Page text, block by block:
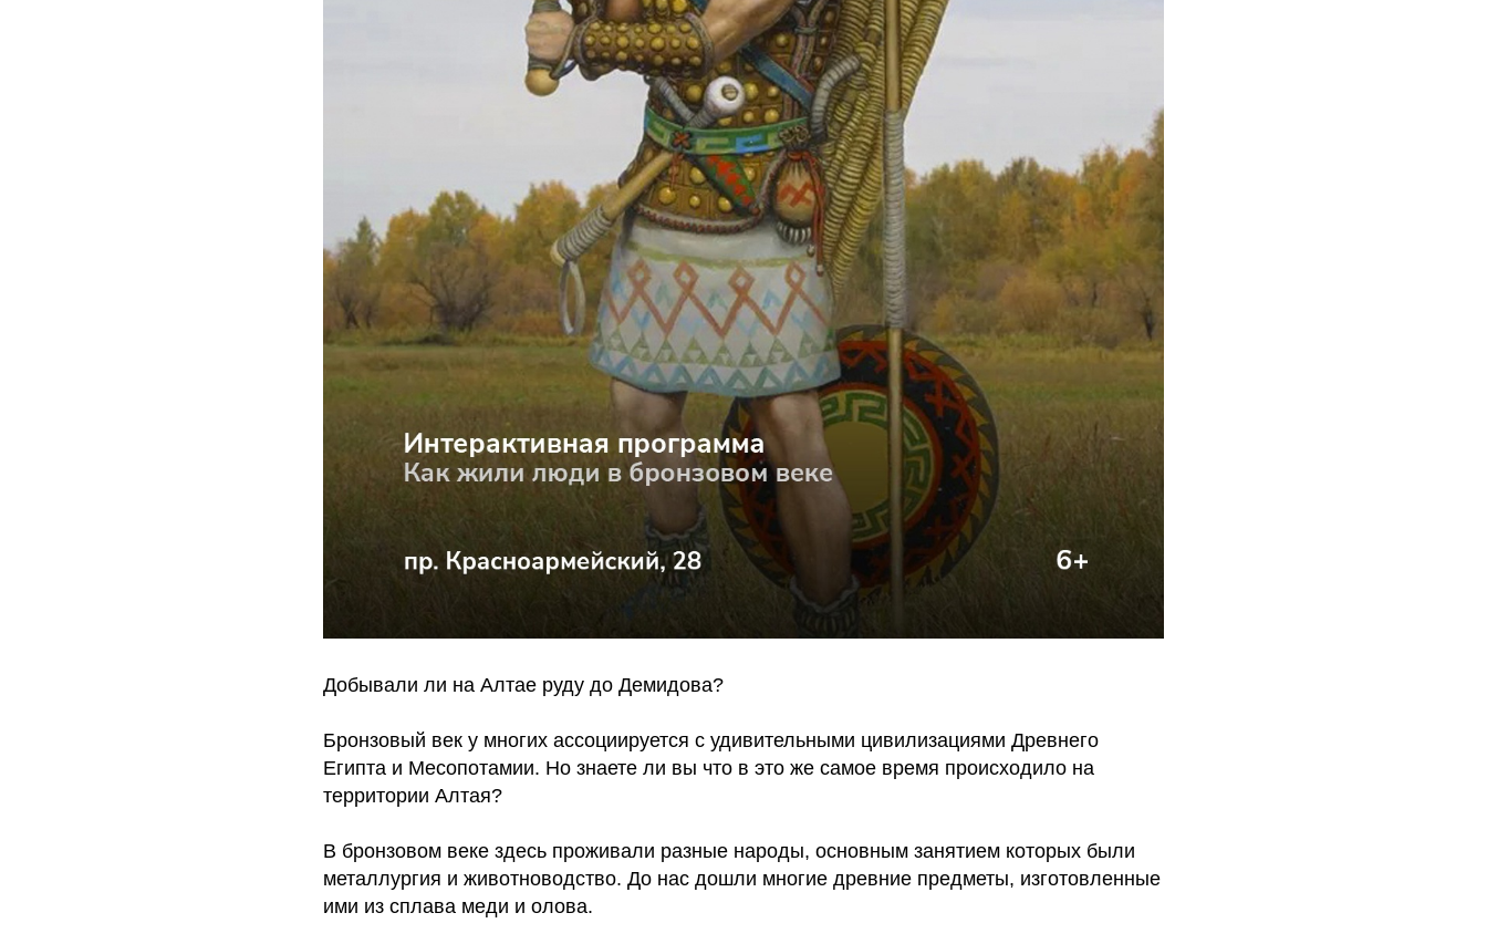
Добывали ли на Алтае руду до Демидова?
Бронзовый век у многих ассоциируется с удивительными цивилизациями Древнего
Египта и Месопотамии. Но знаете ли вы что в это же самое время происходило на
территории Алтая?
В бронзовом веке здесь проживали разные народы, основным занятием которых были
металлургия и животноводство. До нас дошли многие древние предметы, изготовленные
ими из сплава меди и олова.